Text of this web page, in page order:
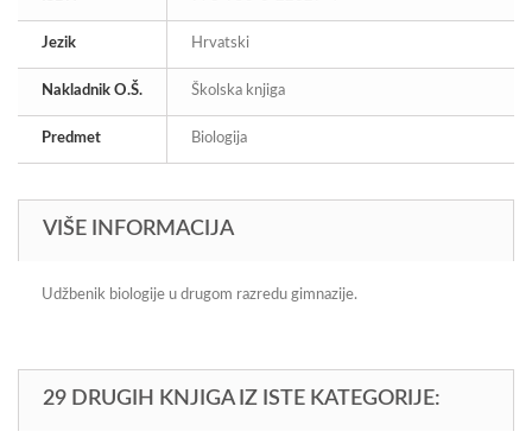
Jezik Hrvatski
Nakladnik O.Š. Školska knjiga
Predmet Biologija
VIŠE INFORMACIJA
Udžbenik biologije u drugom razredu gimnazije.
29 DRUGIH KNJIGA IZ ISTE KATEGORIJE: